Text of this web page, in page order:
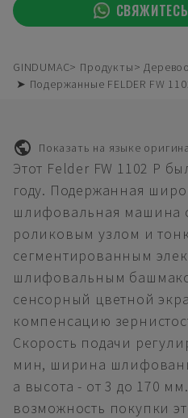
СВЯЖИТЕСЬ
GINDUMAC Продукты
➤ Подержанные FELDER FW
Показать на языке
Этот Felder FW 1102 P
году. Подержанная
шлифовальная машина
роликовым узлом и
сегментированным
шлифовальным
сенсорный цветной
компенсацию
Скорость подачи
мин, ширина
а высота - от 3 до 170
возможность покупки